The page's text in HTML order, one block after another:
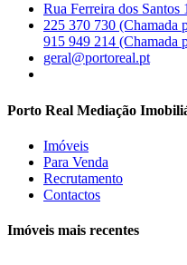
Rua Ferreira dos
225 370 730 (Chamada
915 949 214 (Chamada
geral@portoreal.pt
Porto Real Mediação
Imóveis
Para Venda
Recrutamento
Contactos
Imóveis mais recentes